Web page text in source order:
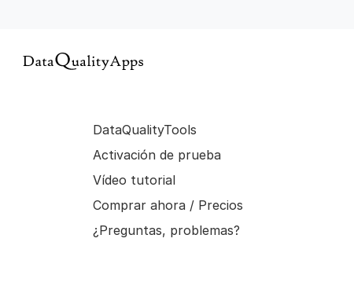
DataQualityTools
Activación de prueba
Vídeo tutorial
Comprar ahora / Precios
¿Preguntas, problemas?